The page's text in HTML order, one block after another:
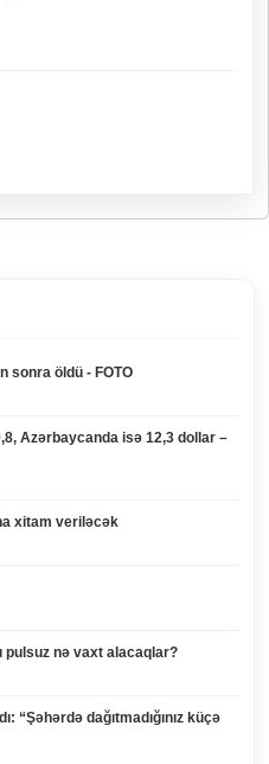
sonra öldü - FOTO
Azərbaycanda isə 12,3 dollar –
xitam veriləcək
pulsuz nə vaxt alacaqlar?
“Şəhərdə dağıtmadığınız küçə